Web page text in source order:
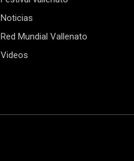
Noticias
Red Mundial Vallenato
Videos